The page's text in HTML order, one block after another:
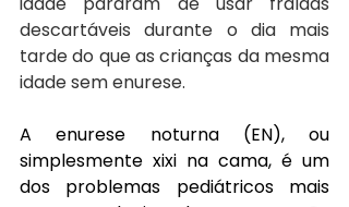
descartáveis durante o dia mais
tarde do que as crianças da mesma
idade sem enurese.
A enurese noturna (EN), ou
simplesmente xixi na cama, é um
dos problemas pediátricos mais